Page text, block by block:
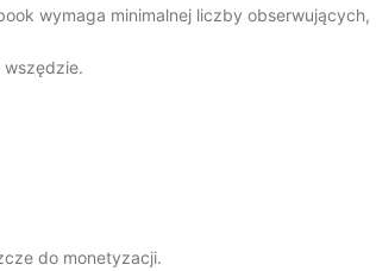
wymaga minimalnej liczby obserwujących,
do monetyzacji.